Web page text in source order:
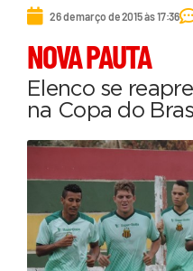
26 de março de 2015 às 17:36
NOVA PAUTA
Elenco se
na Copa do